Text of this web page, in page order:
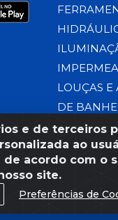
e de terceiros
ao
acordo com o
site.
Preferências de
LOUÇAS E
DE
Armazém Coral